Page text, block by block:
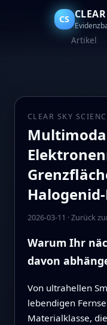
CS
Artikel
CLEAR SKY
2026-03-11 ·Zurück
Warum Ihr
davon
Von ultrahellen
lebendigen
Materialklasse,